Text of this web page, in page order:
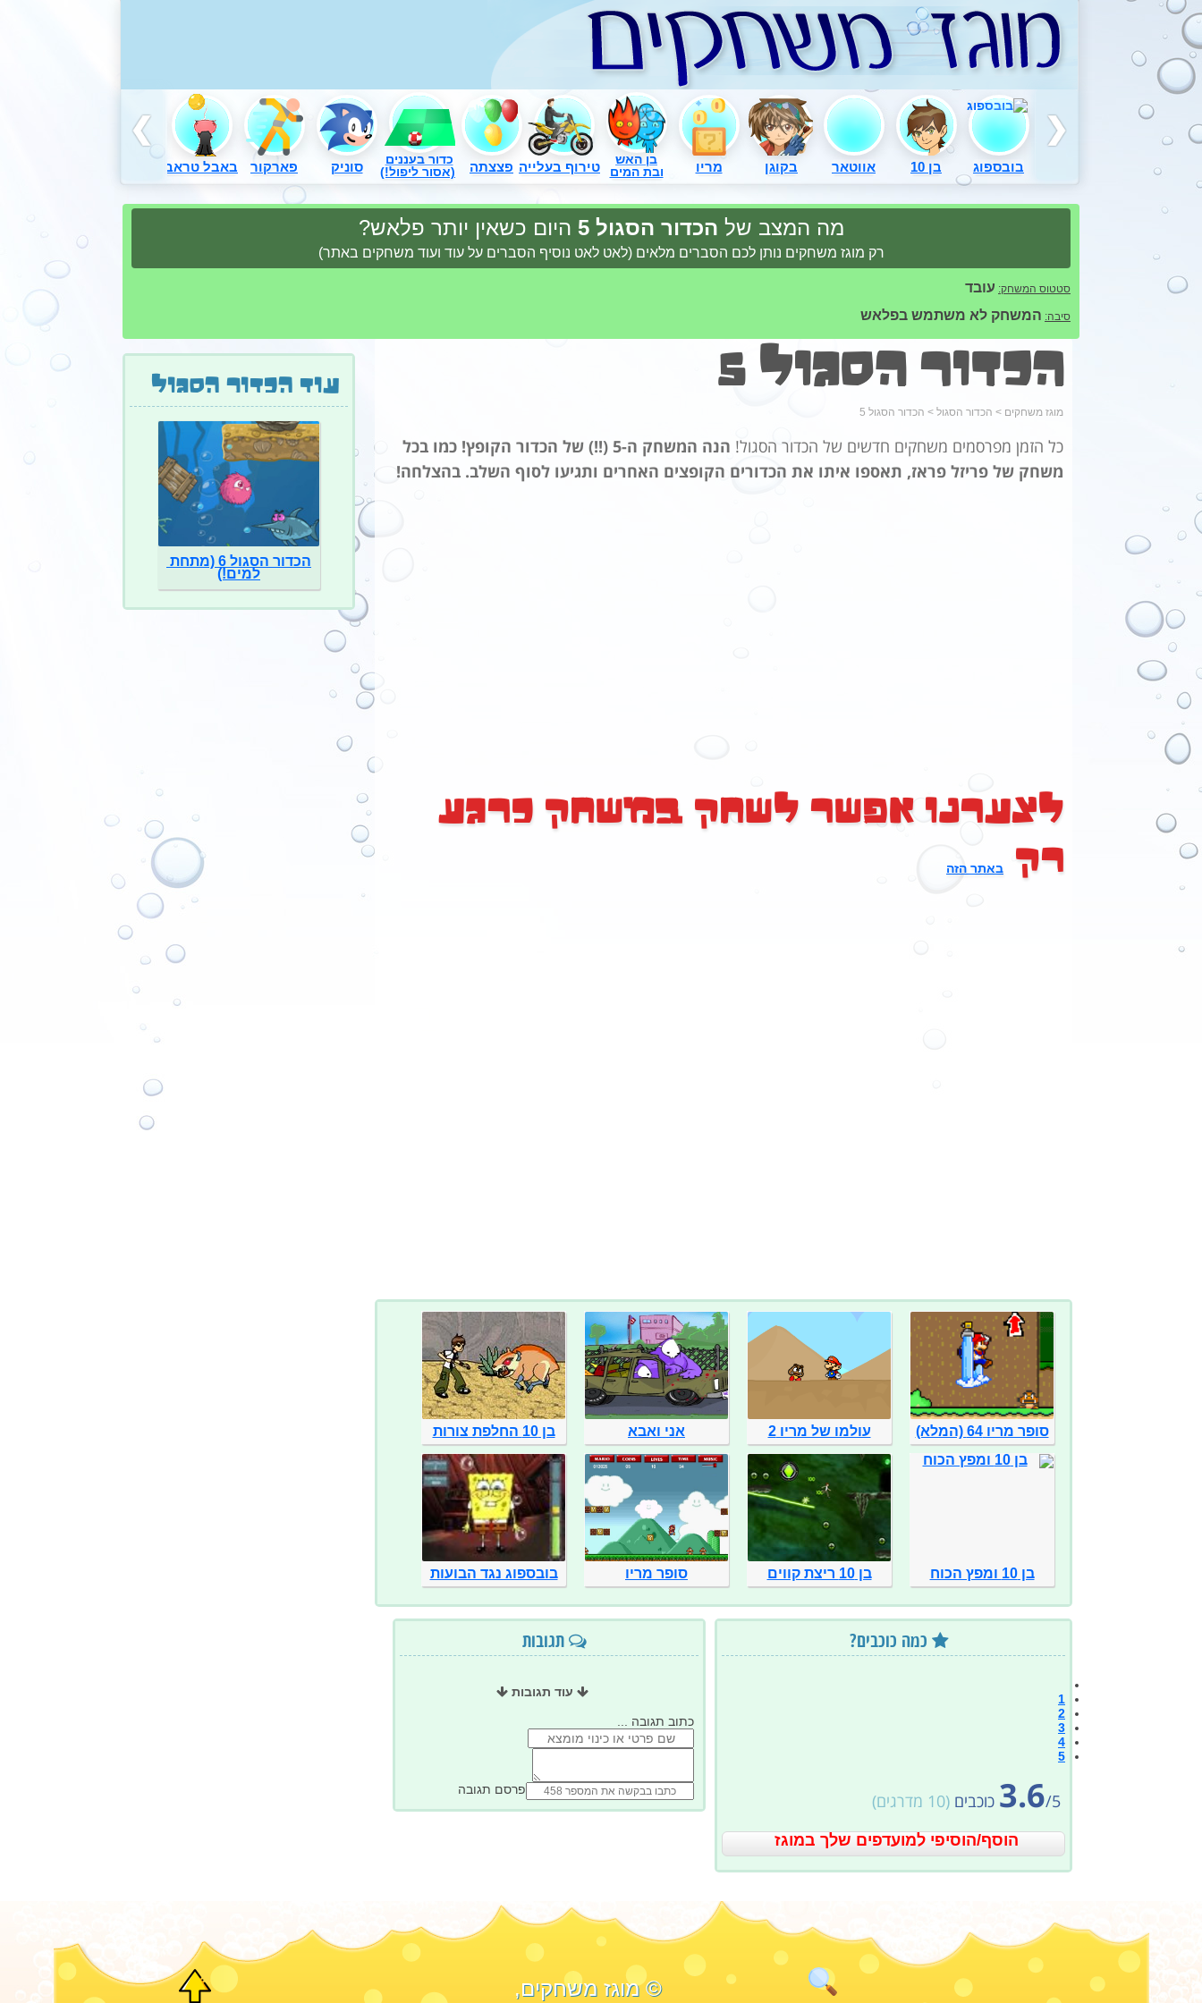
בובספוג בן 10 אווטאר בקוגן מריו
בן האש
ובת המים
טירוף בעלייה פצצתה
כדור בעננים
(אסור ליפול!)
סוניק פארקור באבל טראבל
מה המצב של הכדור הסגול 5 היום כשאין יותר פלאש?
רק מוגז משחקים נותן לכם הסברים מלאים (לאט לאט נוסיף הסברים על עוד ועוד משחקים באתר)
סטטוס המשחק: עובד
סיבה: המשחק לא משתמש בפלאש
הכדור הסגול 5
מוגז משחקים > הכדור הסגול > הכדור הסגול 5
כל הזמן מפרסמים משחקים חדשים של הכדור הסגול!
הנה המשחק ה-5 (!!) של הכדור הקופץ! כמו בכל
משחק של פריזל פראז, תאספו איתו את הכדורים הקופצים האחרים ותגיעו לסוף השלב. בהצלחה!
לצערנו אפשר לשחק במשחק כרגע
רק
באתר הזה
סופר מריו 64 (המלא) עולמו של מריו 2 אני ואבא בן 10 החלפת צורות
בן 10 ומפץ הכוח בן 10 ריצת קווים סופר מריו בובספוג נגד הבועות
כמה כוכבים?
1
2
3
4
5
3.6/5 כוכבים (
10 מדרגים)
הוסף/הוסיפי למועדפים שלך במוגז
תגובות
עוד תגובות
כתוב תגובה ...
פרסם תגובה
עוד הכדור הסגול
למים!)
© מוגז משחקים,